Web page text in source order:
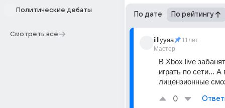
Политические дебаты
Смотреть все
По дате По рейтингу
iillyyaa
Мастер
11лет
В Xbox live
играть по сети... А
лицензионные
0